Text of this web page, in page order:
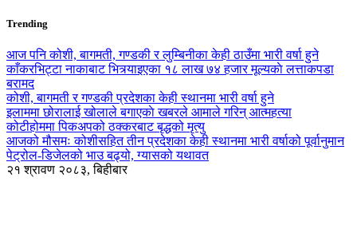
Trending
आज पनि कोशी, बागमती, गण्डकी र लुम्बिनीका केही ठाउँमा भारी वर्षा हुने
काँकरभिट्टा नाकाबाट भित्र्याइएका १८ लाख ७४ हजार मूल्यकाे लत्ताकपडा
बरामद
कोशी, बागमती र गण्डकी प्रदेशका केही स्थानमा भारी वर्षा हुने
इलाममा छोरालाई खोलाले बगाएकाे खबरले आमाले गरिन् आत्महत्या
कोटीहोममा पिकअपको ठक्करबाट बृद्धको मृत्यु
आजको मौसमः कोशीसहित तीन प्रदेशका केही स्थानमा भारी वर्षाको पूर्वानुमान
पेट्रोल-डिजेलको भाउ बढ्यो, ग्यासको यथावत
२१ श्रावण २०८३, बिहीबार